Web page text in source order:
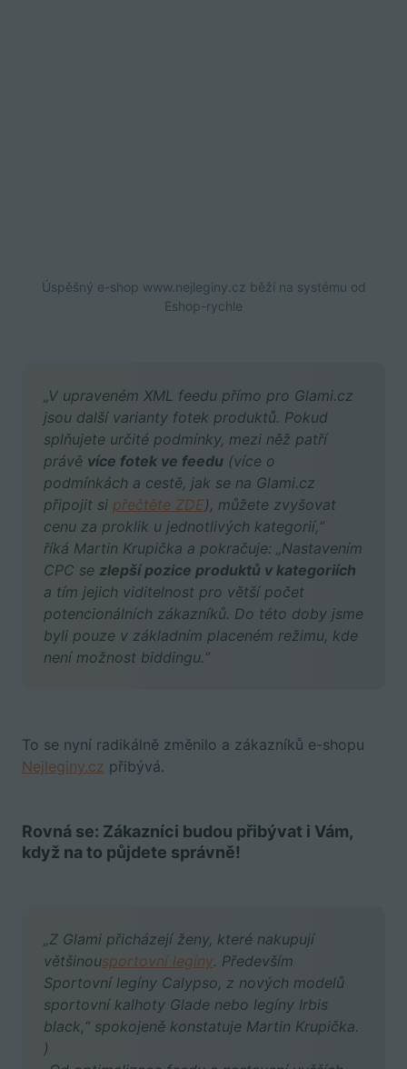
Úspěšný e-shop www.nejleginy.cz běží na systému od
Eshop-rychle
„V upraveném XML feedu přímo pro Glami.cz
jsou další varianty fotek produktů. Pokud
splňujete určité podmínky, mezi něž patří
právě více fotek ve feedu (více o
podmínkách a cestě, jak se na Glami.cz
připojit si přečtěte ZDE), můžete zvyšovat
cenu za proklik u jednotlivých kategorií,“
říká Martin Krupička a pokračuje: „Nastavením
CPC se zlepší pozice produktů v kategoriích
a tím jejich viditelnost pro větší počet
potencionálních zákazníků. Do této doby jsme
byli pouze v základním placeném režimu, kde
není možnost biddingu.“
To se nyní radikálně změnilo a zákazníků e-shopu
Nejleginy.cz přibývá.
Rovná se: Zákazníci budou přibývat i Vám,
když na to půjdete správně!
„Z Glami přicházejí ženy, které nakupují
většinousportovní legíny. Především
Sportovní legíny Calypso, z nových modelů
sportovní kalhoty Glade nebo legíny Irbis
black,“ spokojeně konstatuje Martin Krupička.
)